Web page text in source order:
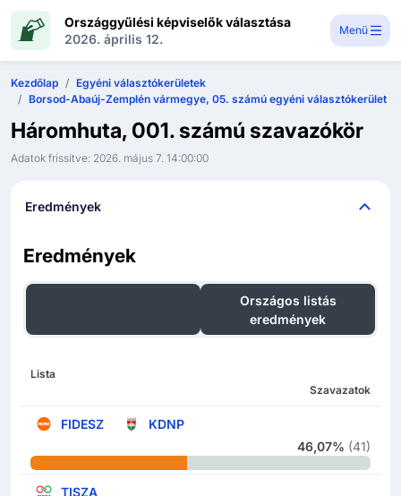
Országgyűlési képviselők választása
2026. április 12.
Menü
Kezdőlap
Egyéni választókerületek
Borsod-Abaúj-Zemplén vármegye, 05. számú egyéni választókerület
Háromhuta, 001. számú szavazókör
Adatok frissítve: 2026. május 7. 14:00:00
Eredmények
Eredmények
Országos listás
eredmények
Lista
Szavazatok
FIDESZ
KDNP
46,07% (41)
TISZA